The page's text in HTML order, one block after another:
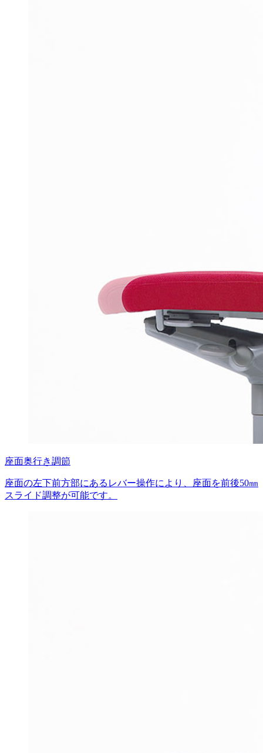
座面奥行き調節
座面の左下前方部にあるレバー操作により、座面を前後50㎜
スライド調整が可能です。